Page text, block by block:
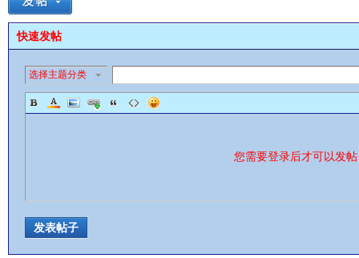
快速发帖
选择主题分类
您需要登录后才可以发
发表帖子